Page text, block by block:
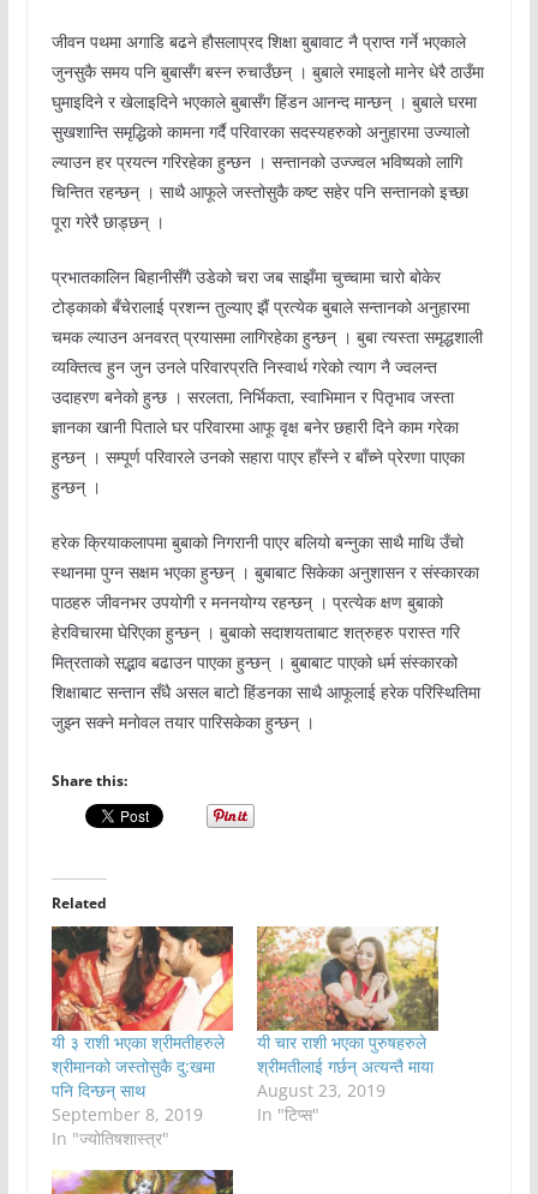
जीवन पथमा अगाडि बढने हौसलाप्रद शिक्षा बुबावाट नै प्राप्त गर्ने भएकाले
जुनसुकै समय पनि बुबासँग बस्न रुचाउँछन् । बुबाले रमाइलो मानेर धेरै ठाउँमा
घुमाइदिने र खेलाइदिने भएकाले बुबासँग हिंडन आनन्द मान्छन् । बुबाले घरमा
सुखशान्ति समृद्धिको कामना गर्दै परिवारका सदस्यहरुको अनुहारमा उज्यालो
ल्याउन हर प्रयत्न गरिरहेका हुन्छन । सन्तानको उज्ज्वल भविष्यको लागि
चिन्तित रहन्छन् । साथै आफूले जस्तोसुकै कष्ट सहेर पनि सन्तानको इच्छा
पूरा गरेरै छाड्छन् ।
प्रभातकालिन बिहानीसँगै उडेको चरा जब साझँमा चुच्चामा चारो बोकेर
टोड्काको बँचेरालाई प्रशन्न तुल्याए झैं प्रत्येक बुबाले सन्तानको अनुहारमा
चमक ल्याउन अनवरत् प्रयासमा लागिरहेका हुन्छन् । बुबा त्यस्ता समृद्धशाली
व्यक्तित्व हुन जुन उनले परिवारप्रति निस्वार्थ गरेको त्याग नै ज्वलन्त
उदाहरण बनेको हुन्छ । सरलता, निर्भिकता, स्वाभिमान र पितृभाव जस्ता
ज्ञानका खानी पिताले घर परिवारमा आफू वृक्ष बनेर छहारी दिने काम गरेका
हुन्छन् । सम्पूर्ण परिवारले उनको सहारा पाएर हाँस्ने र बाँच्ने प्रेरणा पाएका
हुन्छन् ।
हरेक क्रियाकलापमा बुबाको निगरानी पाएर बलियो बन्नुका साथै माथि उँचो
स्थानमा पुग्न सक्षम भएका हुन्छन् । बुबाबाट सिकेका अनुशासन र संस्कारका
पाठहरु जीवनभर उपयोगी र मननयोग्य रहन्छन् । प्रत्येक क्षण बुबाको
हेरविचारमा घेरिएका हुन्छन् । बुबाको सदाशयताबाट शत्रुहरु परास्त गरि
मित्रताको सद्भाव बढाउन पाएका हुन्छन् । बुबाबाट पाएको धर्म संस्कारको
शिक्षाबाट सन्तान सँधै असल बाटो हिंडनका साथै आफूलाई हरेक परिस्थितिमा
जुझ्न सक्ने मनाेवल तयार पारिसकेका हुन्छन् ।
Share this:
Related
यी ३ राशी भएका श्रीमतीहरुले
श्रीमानको जस्तोसुकै दु:खमा
पनि दिन्छन् साथ
September 8, 2019
In "ज्योतिषशास्त्र"
यी चार राशी भएका पुरुषहरुले
श्रीमतीलाई गर्छन् अत्यन्तै माया
August 23, 2019
In "टिप्स"